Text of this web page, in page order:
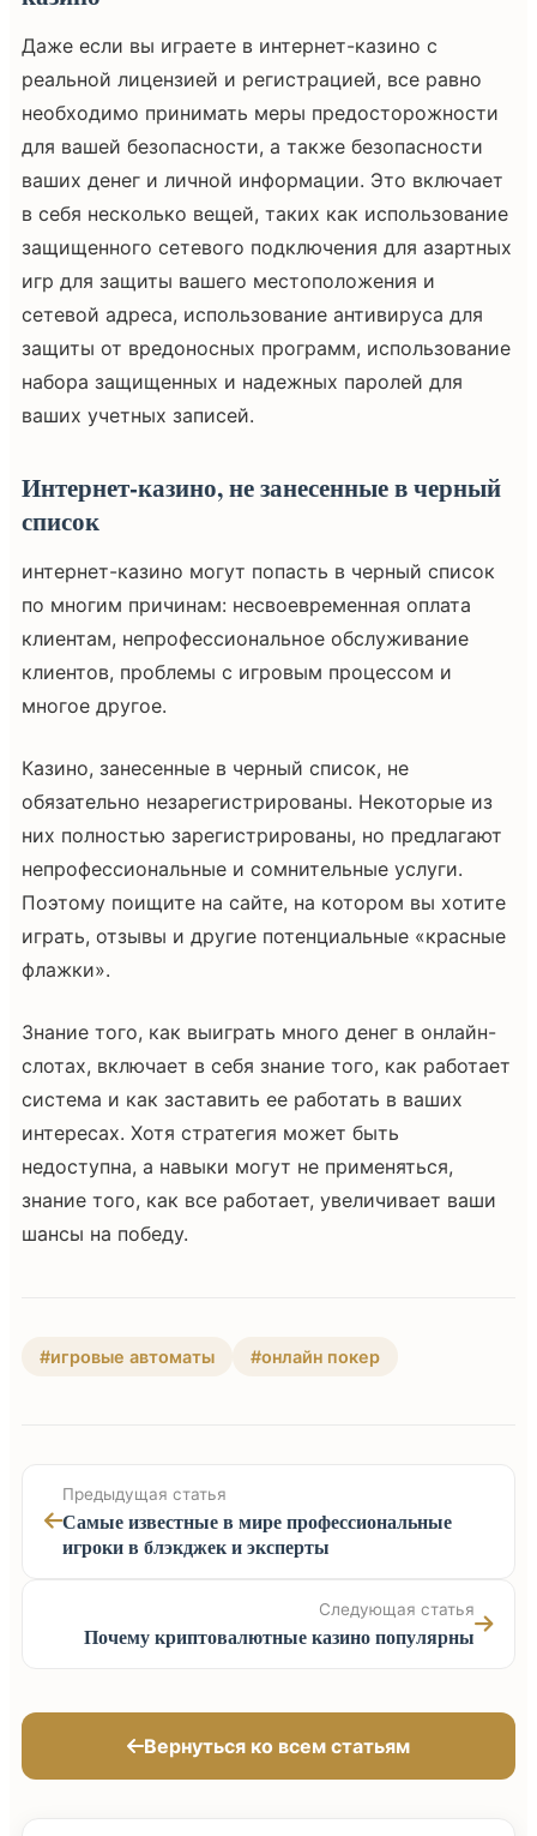
Даже если вы играете в интернет-казино с
реальной лицензией и регистрацией, все равно
необходимо принимать меры предосторожности
для вашей безопасности, а также безопасности
ваших денег и личной информации. Это включает
в себя несколько вещей, таких как использование
защищенного сетевого подключения для азартных
игр для защиты вашего местоположения и
сетевой адреса, использование антивируса для
защиты от вредоносных программ, использование
набора защищенных и надежных паролей для
ваших учетных записей.
Интернет-казино, не занесенные в черный
список
интернет-казино могут попасть в черный список
по многим причинам: несвоевременная оплата
клиентам, непрофессиональное обслуживание
клиентов, проблемы с игровым процессом и
многое другое.
Казино, занесенные в черный список, не
обязательно незарегистрированы. Некоторые из
них полностью зарегистрированы, но предлагают
непрофессиональные и сомнительные услуги.
Поэтому поищите на сайте, на котором вы хотите
играть, отзывы и другие потенциальные «красные
флажки».
Знание того, как выиграть много денег в онлайн-
слотах, включает в себя знание того, как работает
система и как заставить ее работать в ваших
интересах. Хотя стратегия может быть
недоступна, а навыки могут не применяться,
знание того, как все работает, увеличивает ваши
шансы на победу.
#игровые автоматы #онлайн покер
Предыдущая статья
Самые известные в мире профессиональные
игроки в блэкджек и эксперты
Следующая статья
Почему криптовалютные казино популярны
Вернуться ко всем статьям